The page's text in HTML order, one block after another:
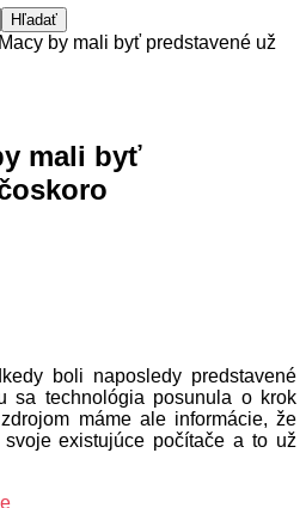
by mali byť predstavené už
mali byť
boli naposledy predstavené
sa technológia posunula o krok
máme ale informácie, že
existujúce počítače a to už